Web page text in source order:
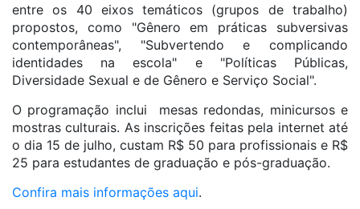
entre os 40 eixos temáticos (grupos de trabalho)
propostos, como "Gênero em práticas subversivas
contemporâneas", "Subvertendo e complicando
identidades na escola" e "Políticas Públicas,
Diversidade Sexual e de Gênero e Serviço Social".
O programação inclui mesas redondas, minicursos e
mostras culturais. As inscrições feitas pela internet até
o dia 15 de julho, custam R$ 50 para profissionais e R$
25 para estudantes de graduação e pós-graduação.
Confira mais informações aqui.